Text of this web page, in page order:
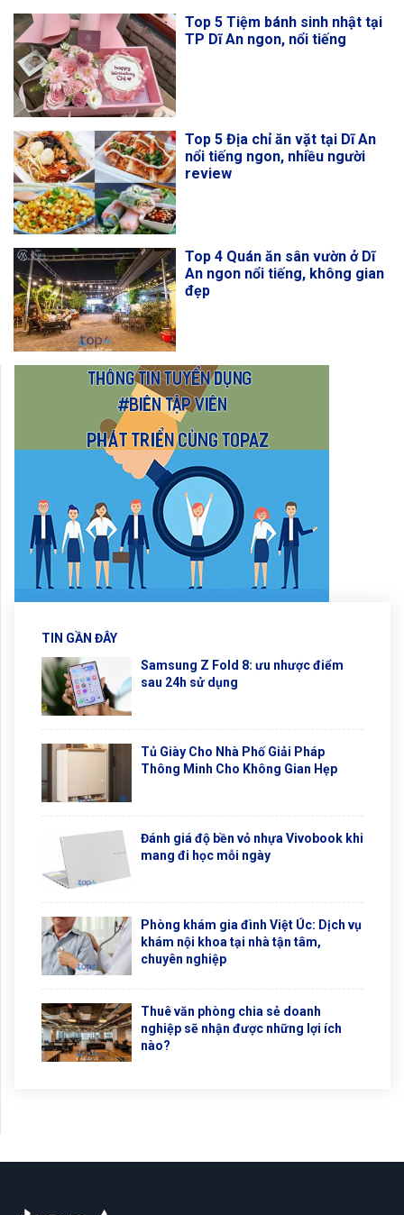
Top 5 Tiệm bánh sinh nhật tại
TP Dĩ An ngon, nổi tiếng
Top 5 Địa chỉ ăn vặt tại Dĩ An
nổi tiếng ngon, nhiều người
review
Top 4 Quán ăn sân vườn ở Dĩ
An ngon nổi tiếng, không gian
đẹp
TIN GẦN ĐÂY
Samsung Z Fold 8: ưu nhược điểm
sau 24h sử dụng
Tủ Giày Cho Nhà Phố Giải Pháp
Thông Minh Cho Không Gian Hẹp
Đánh giá độ bền vỏ nhựa Vivobook khi
mang đi học mỗi ngày
Phòng khám gia đình Việt Úc: Dịch vụ
khám nội khoa tại nhà tận tâm,
chuyên nghiệp
Thuê văn phòng chia sẻ doanh
nghiệp sẽ nhận được những lợi ích
nào?